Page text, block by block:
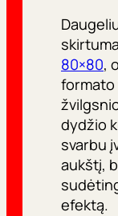
80×80,
formato
dydžio
svarbu
aukštį,
efektą.